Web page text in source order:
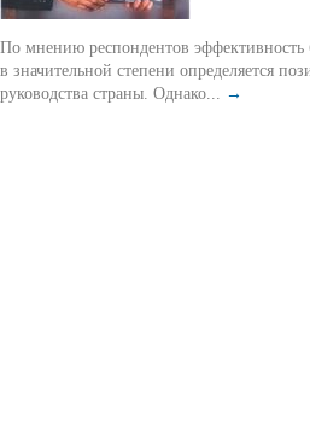
По мнению респондентов эффективность
в значительной степени определяется
руководства страны. Однако... →